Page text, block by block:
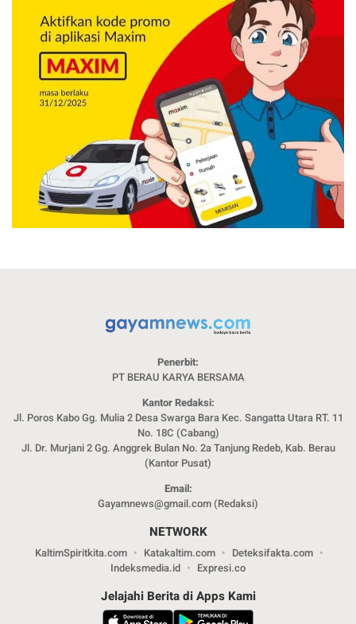
Penerbit:
PT BERAU KARYA BERSAMA
Kantor Redaksi:
Jl. Poros Kabo Gg. Mulia 2 Desa Swarga Bara Kec. Sangatta Utara RT. 11
No. 18C (Cabang)
Jl. Dr. Murjani 2 Gg. Anggrek Bulan No. 2a Tanjung Redeb, Kab. Berau
(Kantor Pusat)
Email:
Gayamnews@gmail.com (Redaksi)
NETWORK
KaltimSpiritkita.com Katakaltim.com
Deteksifakta.com
Indeksmedia.id
Expresi.co
Jelajahi Berita di Apps Kami